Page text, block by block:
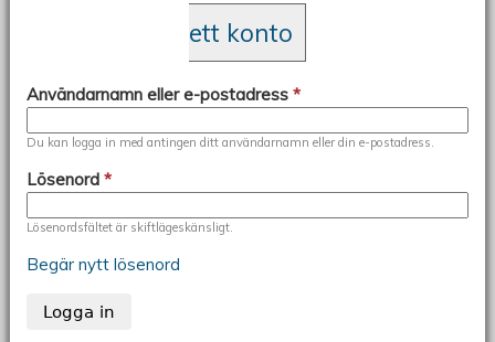
ett konto
Användarnamn eller e-postadress *
Du kan logga in med antingen ditt användarnamn eller din e-postadress.
Lösenord *
Lösenordsfältet är skiftlägeskänsligt.
Begär nytt lösenord